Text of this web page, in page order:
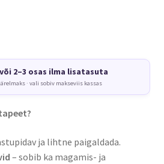
2–3 osas ilma lisatasuta
· vali sobiv makseviis kassas
ja lihtne paigaldada.
– sobib ka magamis- ja